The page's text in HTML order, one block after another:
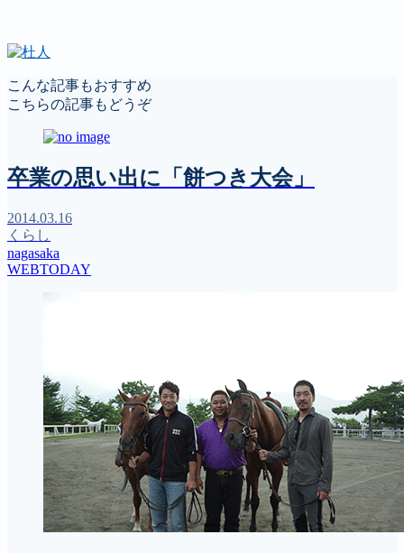
こんな記事もおすすめ
こちらの記事もどうぞ
卒業の思い出に「餅つき大会」
2014.03.16
くらし
nagasaka
WEBTODAY